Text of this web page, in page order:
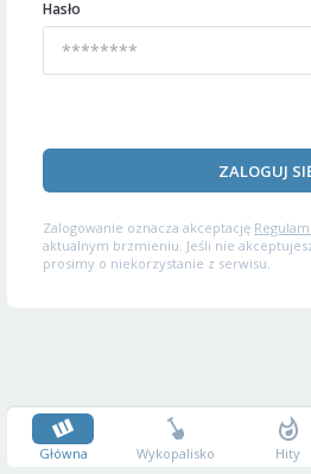
Hasło
ZALOGUJ
Zalogowanie oznacza akceptację
aktualnym brzmieniu. Jeśli nie
prosimy o niekorzystanie z serwisu.
Główna Wykopalisko Hity